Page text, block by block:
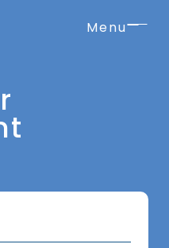
Menu